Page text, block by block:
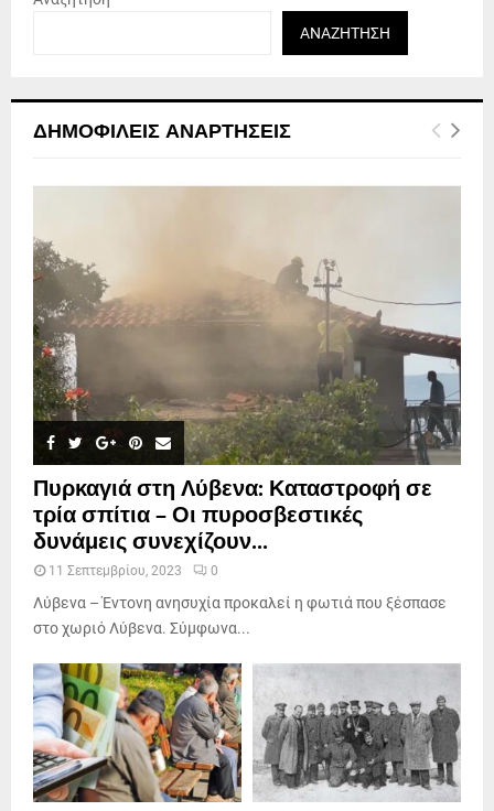
ΑΝΑΖΉΤΗΣΗ
ΔΗΜΟΦΙΛΕΊΣ ΑΝΑΡΤΉΣΕΙΣ
Πυρκαγιά στη Λύβενα: Καταστροφή σε
τρία σπίτια – Οι πυροσβεστικές
δυνάμεις συνεχίζουν...
11 Σεπτεμβρίου, 2023 0
Λύβενα – Έντονη ανησυχία προκαλεί η φωτιά που ξέσπασε
στο χωριό Λύβενα. Σύμφωνα...